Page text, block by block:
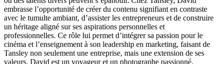
embrasse l’opportunité de créer du contenu signifiant en contraste
avec le tumulte ambiant, d’assister les entrepreneurs et de construire
un héritage aligné sur ses aspirations personnelles et
professionnelles. Ce rôle lui permet d’intégrer sa passion pour le
cinéma et l’enseignement à son leadership en marketing, faisant de
Tansley non seulement une entreprise, mais une extension de ses
valeurs. David est un voyageur et un photographe passionné,